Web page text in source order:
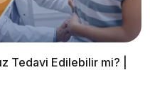
Tedavi Edilebilir mi? |